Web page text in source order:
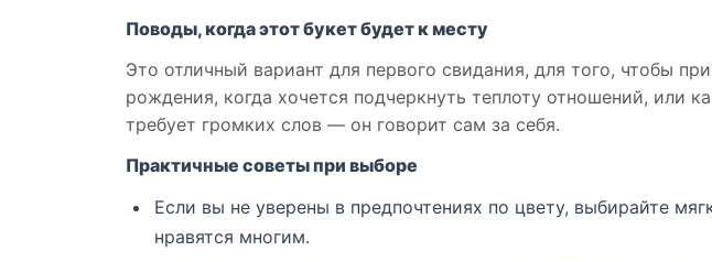
Поводы, когда этот букет будет к месту
Это отличный вариант для первого свидания, для того, чтобы
рождения, когда хочется подчеркнуть теплоту отношений, или
требует громких слов — он говорит сам за себя.
Практичные советы при выборе
Если вы не уверены в предпочтениях по цвету, выбирайте
нравятся многим.